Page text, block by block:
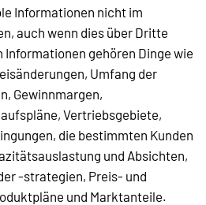
Informationen nicht im
auch wenn dies über Dritte
Informationen gehören Dinge wie
Umfang der
Gewinnmargen,
Vertriebsgebiete,
die bestimmten Kunden
und Absichten,
-strategien, Preis- und
und Marktanteile.